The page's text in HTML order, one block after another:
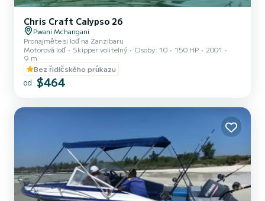
Chris Craft Calypso 26
Pwani Mchangani
Pronajměte si loď na Zanzibaru
Motorová loď
Skipper volitelný Osoby: 10 150 HP
2001
9 m
Bez řidičského průkazu
od $464